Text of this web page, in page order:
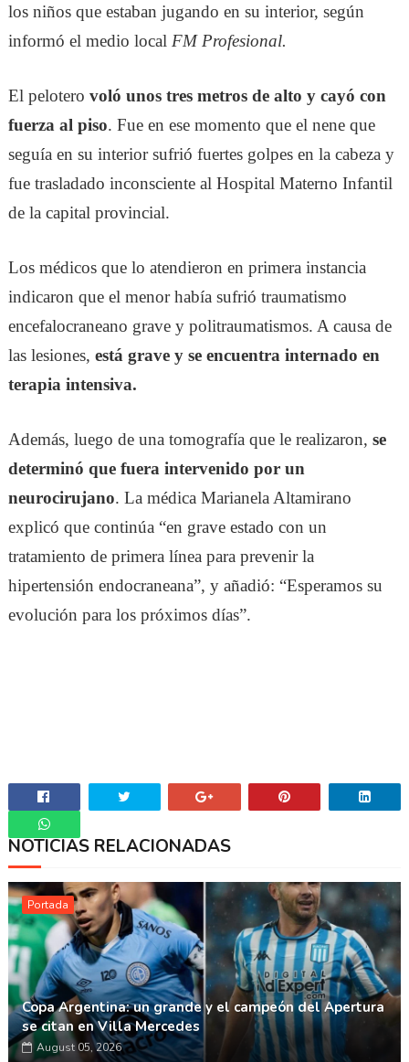
los niños que estaban jugando en su interior, según
informó el medio local FM Profesional.
El pelotero voló unos tres metros de alto y cayó con
fuerza al piso. Fue en ese momento que el nene que
seguía en su interior sufrió fuertes golpes en la cabeza y
fue trasladado inconsciente al Hospital Materno Infantil
de la capital provincial.
Los médicos que lo atendieron en primera instancia
indicaron que el menor había sufrió traumatismo
encefalocraneano grave y politraumatismos. A causa de
las lesiones, está grave y se encuentra internado en
terapia intensiva.
Además, luego de una tomografía que le realizaron, se
determinó que fuera intervenido por un
neurocirujano. La médica Marianela Altamirano
explicó que continúa “en grave estado con un
tratamiento de primera línea para prevenir la
hipertensión endocraneana”, y añadió: “Esperamos su
evolución para los próximos días”.
Whatsapp
NOTICIAS RELACIONADAS
Portada
Copa Argentina: un grande y el campeón del Apertura
se citan en Villa Mercedes
August 05, 2026